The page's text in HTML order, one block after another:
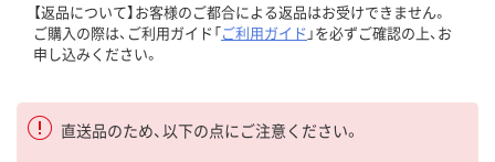
【返品について】お客様のご都合による返品はお受けできません。
ご購入の際は、ご利用ガイド「ご利用ガイド 」を必ずご確認の上、お
申し込みください。
直送品のため、以下の点にご注意ください。